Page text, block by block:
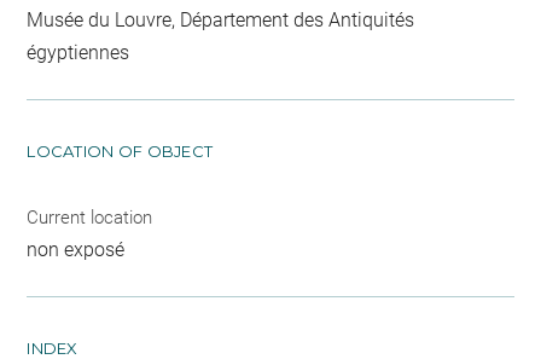
Musée du Louvre, Département des Antiquités
égyptiennes
LOCATION OF OBJECT
Current location
non exposé
INDEX